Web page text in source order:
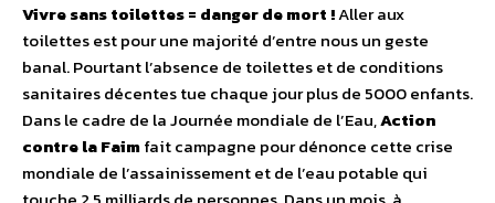
Vivre sans toilettes = danger de mort !Aller aux
toilettes est pour une majorité d’entre nous un geste
banal. Pourtant l’absence de toilettes et de conditions
sanitaires décentes tue chaque jour plus de 5000 enfants.
Dans le cadre de la Journée mondiale de l’Eau,Action
contre la Faimfait campagne pour dénonce cette crise
mondiale de l’assainissement et de l’eau potable qui